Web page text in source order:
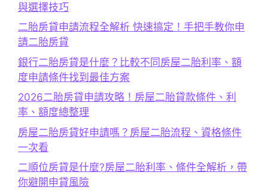
與選擇技巧
二胎房貸申請流程全解析 快速搞定！手把手教你申
請二胎房貸
銀行二胎房貸是什麼？比較不同房屋二胎利率、額
度申請條件找到最佳方案
2026二胎房貸申請攻略！房屋二胎貸款條件、利
率、額度總整理
房屋二胎房貸好申請嗎？房屋二胎流程、資格條件
一次看
二順位房貸是什麼?房屋二胎利率、條件全解析，帶
你避開申貸風險